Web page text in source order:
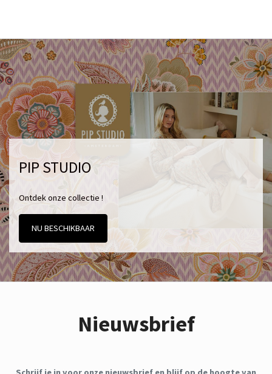
PIP STUDIO
Ontdek onze collectie !
NU BESCHIKBAAR
Nieuwsbrief